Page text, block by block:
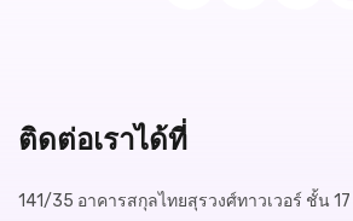
ติดต่อเราได้ที่
141/35 อาคารสกุลไทยสุรวงศ์ทาวเวอร์ ชั้น